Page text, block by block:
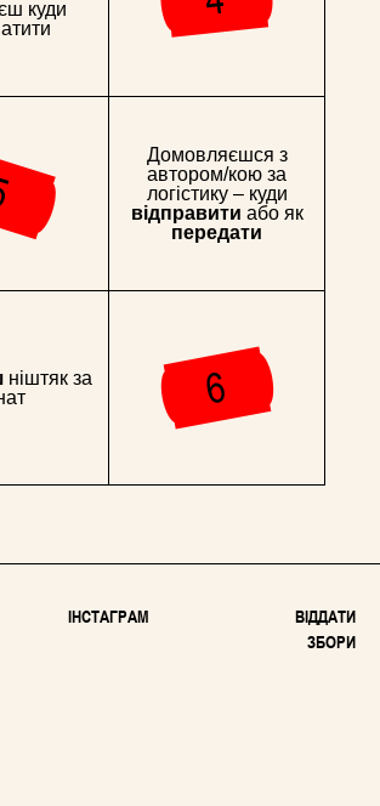
куди
Домовляєшся з
автором/кою за
логістику – куди
відправити або як
передати
ніштяк за
ІНСТАГРАМ
ВІДДАТИ
ЗБОРИ